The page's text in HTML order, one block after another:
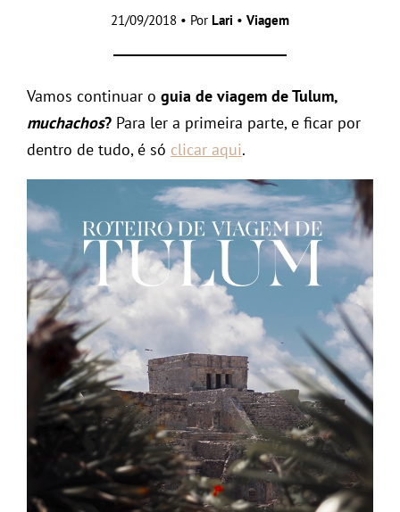
21/09/2018 • Por Lari • Viagem
Vamos continuar o guia de viagem de Tulum,
muchachos? Para ler a primeira parte, e ficar por
dentro de tudo, é só clicar aqui.